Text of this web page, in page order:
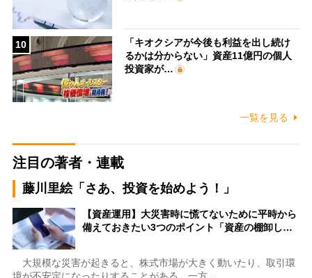
10
「キオクシアが今後も利益を出し続け
るかは分からない」資産11億円の個人
投資家が…
一覧を見る
注目の著者・連載
藤川里絵「さあ、投資を始めよう！」
【資産運用】大災害時に慌てないために平時から
備えておきたい3つのポイント「資産の棚卸し…
大規模な災害が起きると、株式市場が大きく動いたり、取引環